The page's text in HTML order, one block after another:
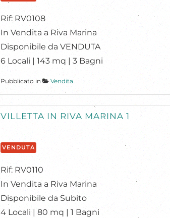
Rif: RV0108
In Vendita a Riva Marina
Disponibile da VENDUTA
6 Locali | 143 mq | 3 Bagni
Pubblicato in Vendita
VILLETTA IN RIVA MARINA 1
VENDUTA
Rif: RV0110
In Vendita a Riva Marina
Disponibile da Subito
4 Locali | 80 mq | 1 Bagni